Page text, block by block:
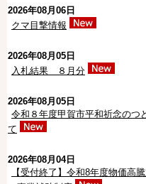
2026年08月06日
クマ目撃情報
2026年08月05日
入札結果 ８月分
2026年08月05日
令和８年度甲賀市平和祈念のつ
て
2026年08月04日
【受付終了】令和8年度物価高